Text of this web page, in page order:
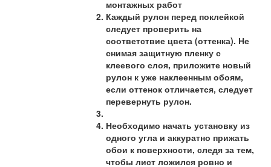
монтажных работ
Каждый рулон перед поклейкой
следует проверить на
соответствие цвета (оттенка). Не
снимая защитную пленку с
клеевого слоя, приложите новый
рулон к уже наклеенным обоям,
если оттенок отличается, следует
перевернуть рулон.
Необходимо начать установку из
одного угла и аккуратно прижать
обои к поверхности, следя за тем,
чтобы лист ложился ровно и